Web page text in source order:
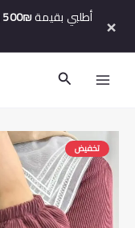
أطلبي بقيمة500₪ ×
البحث
تخفيض